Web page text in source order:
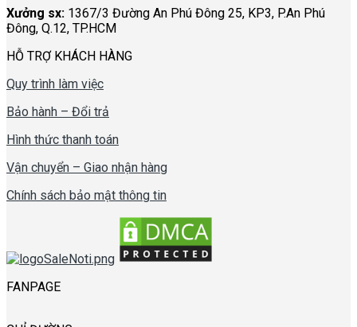
Xưởng sx: 1367/3 Đường An Phú Đông 25, KP3, P.An Phú
Đông, Q.12, TP.HCM
HỖ TRỢ KHÁCH HÀNG
Quy trình làm việc
Bảo hành – Đổi trả
Hình thức thanh toán
Vận chuyển – Giao nhận hàng
Chính sách bảo mật thông tin
FANPAGE